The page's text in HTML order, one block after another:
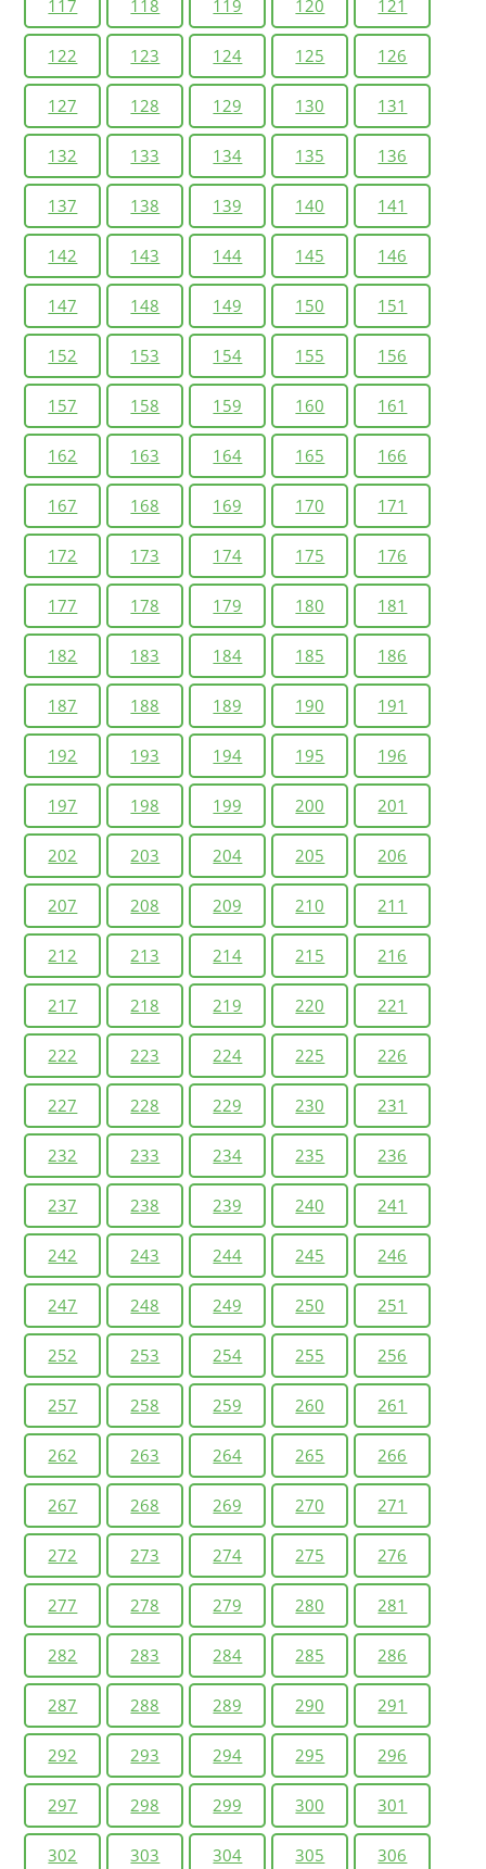
117 118 119 120 121
122 123 124 125 126
127 128 129 130 131
132 133 134 135 136
137 138 139 140 141
142 143 144 145 146
147 148 149 150 151
152 153 154 155 156
157 158 159 160 161
162 163 164 165 166
167 168 169 170 171
172 173 174 175 176
177 178 179 180 181
182 183 184 185 186
187 188 189 190 191
192 193 194 195 196
197 198 199 200 201
202 203 204 205 206
207 208 209 210 211
212 213 214 215 216
217 218 219 220 221
222 223 224 225 226
227 228 229 230 231
232 233 234 235 236
237 238 239 240 241
242 243 244 245 246
247 248 249 250 251
252 253 254 255 256
257 258 259 260 261
262 263 264 265 266
267 268 269 270 271
272 273 274 275 276
277 278 279 280 281
282 283 284 285 286
287 288 289 290 291
292 293 294 295 296
297 298 299 300 301
302 303 304 305 306